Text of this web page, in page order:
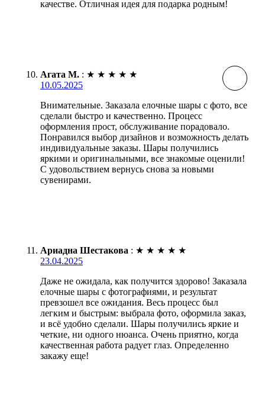
качестве. Отличная идея для подарка родным!
Агата М. : ★ ★ ★ ★ ★
10.05.2025
Внимательные. Заказала елочные шары с фото, все
сделали быстро и качественно. Процесс
оформления прост, обслуживание порадовало.
Понравился выбор дизайнов и возможность делать
индивидуальные заказы. Шары получились
яркими и оригинальными, все знакомые оценили!
С удовольствием вернусь снова за новыми
сувенирами.
Ариадна Шестакова : ★ ★ ★ ★ ★
23.04.2025
Даже не ожидала, как получится здорово! Заказала
елочные шары с фотографиями, и результат
превзошел все ожидания. Весь процесс был
легким и быстрым: выбрала фото, оформила заказ,
и всё удобно сделали. Шары получились яркие и
четкие, ни одного нюанса. Очень приятно, когда
качественная работа радует глаз. Определенно
закажу еще!